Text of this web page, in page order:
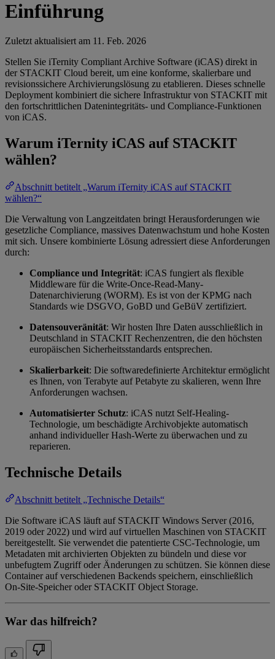
Einführung
Zuletzt aktualisiert am 11. Feb. 2026
Stellen Sie iTernity Compliant Archive Software (iCAS) direkt in
der STACKIT Cloud bereit, um eine konforme, skalierbare und
revisionssichere Archivierungslösung zu etablieren. Dieses schnelle
Deployment kombiniert die sichere Infrastruktur von STACKIT mit
den fortschrittlichen Datenintegritäts- und Compliance-Funktionen
von iCAS.
Warum iTernity iCAS auf STACKIT
wählen?
Abschnitt betitelt „Warum iTernity iCAS auf STACKIT
wählen?“
Die Verwaltung von Langzeitdaten bringt Herausforderungen wie
gesetzliche Compliance, massives Datenwachstum und hohe Kosten
mit sich. Unsere kombinierte Lösung adressiert diese Anforderungen
durch:
Compliance und Integrität: iCAS fungiert als flexible
Middleware für die Write-Once-Read-Many-
Datenarchivierung (WORM). Es ist von der KPMG nach
Standards wie DSGVO, GoBD und GeBüV zertifiziert.
Datensouveränität: Wir hosten Ihre Daten ausschließlich in
Deutschland in STACKIT Rechenzentren, die den höchsten
europäischen Sicherheitsstandards entsprechen.
Skalierbarkeit: Die softwaredefinierte Architektur ermöglicht
es Ihnen, von Terabyte auf Petabyte zu skalieren, wenn Ihre
Anforderungen wachsen.
Automatisierter Schutz: iCAS nutzt Self-Healing-
Technologie, um beschädigte Archivobjekte automatisch
anhand individueller Hash-Werte zu überwachen und zu
reparieren.
Technische Details
Abschnitt betitelt „Technische Details“
Die Software iCAS läuft auf STACKIT Windows Server (2016,
2019 oder 2022) und wird auf virtuellen Maschinen von STACKIT
bereitgestellt. Sie verwendet die patentierte CSC-Technologie, um
Metadaten mit archivierten Objekten zu bündeln und diese vor
unbefugtem Zugriff oder Änderungen zu schützen. Sie können diese
Container auf verschiedenen Backends speichern, einschließlich
On-Site-Speicher oder STACKIT Object Storage.
War das hilfreich?